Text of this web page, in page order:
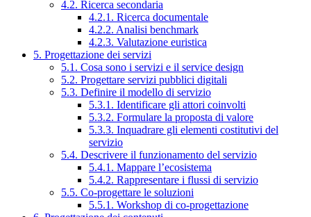
4.2. Ricerca secondaria
4.2.1. Ricerca documentale
4.2.2. Analisi benchmark
4.2.3. Valutazione euristica
5. Progettazione dei servizi
5.1. Cosa sono i servizi e il service design
5.2. Progettare servizi pubblici digitali
5.3. Definire il modello di servizio
5.3.1. Identificare gli attori coinvolti
5.3.2. Formulare la proposta di valore
5.3.3. Inquadrare gli elementi costitutivi del
servizio
5.4. Descrivere il funzionamento del servizio
5.4.1. Mappare l’ecosistema
5.4.2. Rappresentare i flussi di servizio
5.5. Co-progettare le soluzioni
5.5.1. Workshop di co-progettazione